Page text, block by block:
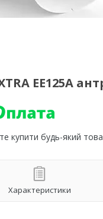
EЕ125A
купити будь-який
Характеристики